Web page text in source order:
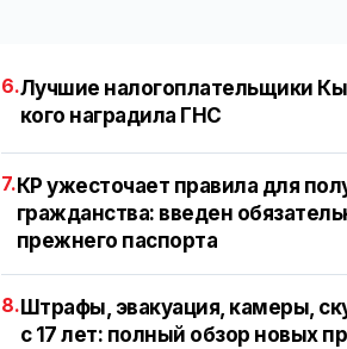
6.Лучшие налогоплательщики
кого наградила ГНС
7. КР ужесточает правила для
гражданства: введен
прежнего паспорта
8. Штрафы, эвакуация, камеры,
с 17 лет: полный обзор новых